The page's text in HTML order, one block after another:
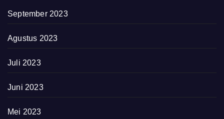
September 2023
Agustus 2023
Juli 2023
Juni 2023
Mei 2023